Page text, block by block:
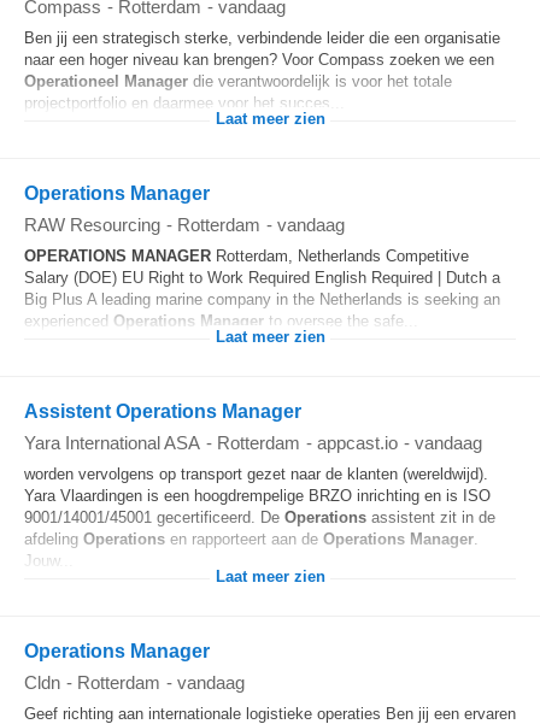
Compass - Rotterdam - vandaag
Ben jij een strategisch sterke, verbindende leider die een organisatie
naar een hoger niveau kan brengen? Voor Compass zoeken we een
Operationeel Manager die verantwoordelijk is voor het totale
projectportfolio en daarmee voor het succes...
Laat meer zien
Operations Manager
RAW Resourcing - Rotterdam - vandaag
OPERATIONS MANAGER Rotterdam, Netherlands Competitive
Salary (DOE) EU Right to Work Required English Required | Dutch a
Big Plus A leading marine company in the Netherlands is seeking an
experienced Operations Manager to oversee the safe...
Laat meer zien
Assistent Operations Manager
Yara International ASA - Rotterdam - appcast.io - vandaag
worden vervolgens op transport gezet naar de klanten (wereldwijd).
Yara Vlaardingen is een hoogdrempelige BRZO inrichting en is ISO
9001/14001/45001 gecertificeerd. De Operations assistent zit in de
afdeling Operations en rapporteert aan de Operations Manager.
Jouw...
Laat meer zien
Operations Manager
Cldn - Rotterdam - vandaag
Geef richting aan internationale logistieke operaties Ben jij een ervaren